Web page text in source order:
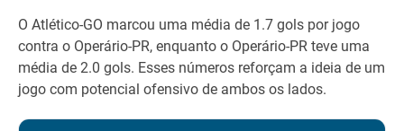
O Atlético-GO marcou uma média de 1.7 gols por jogo
contra o Operário-PR, enquanto o Operário-PR teve uma
média de 2.0 gols. Esses números reforçam a ideia de um
jogo com potencial ofensivo de ambos os lados.